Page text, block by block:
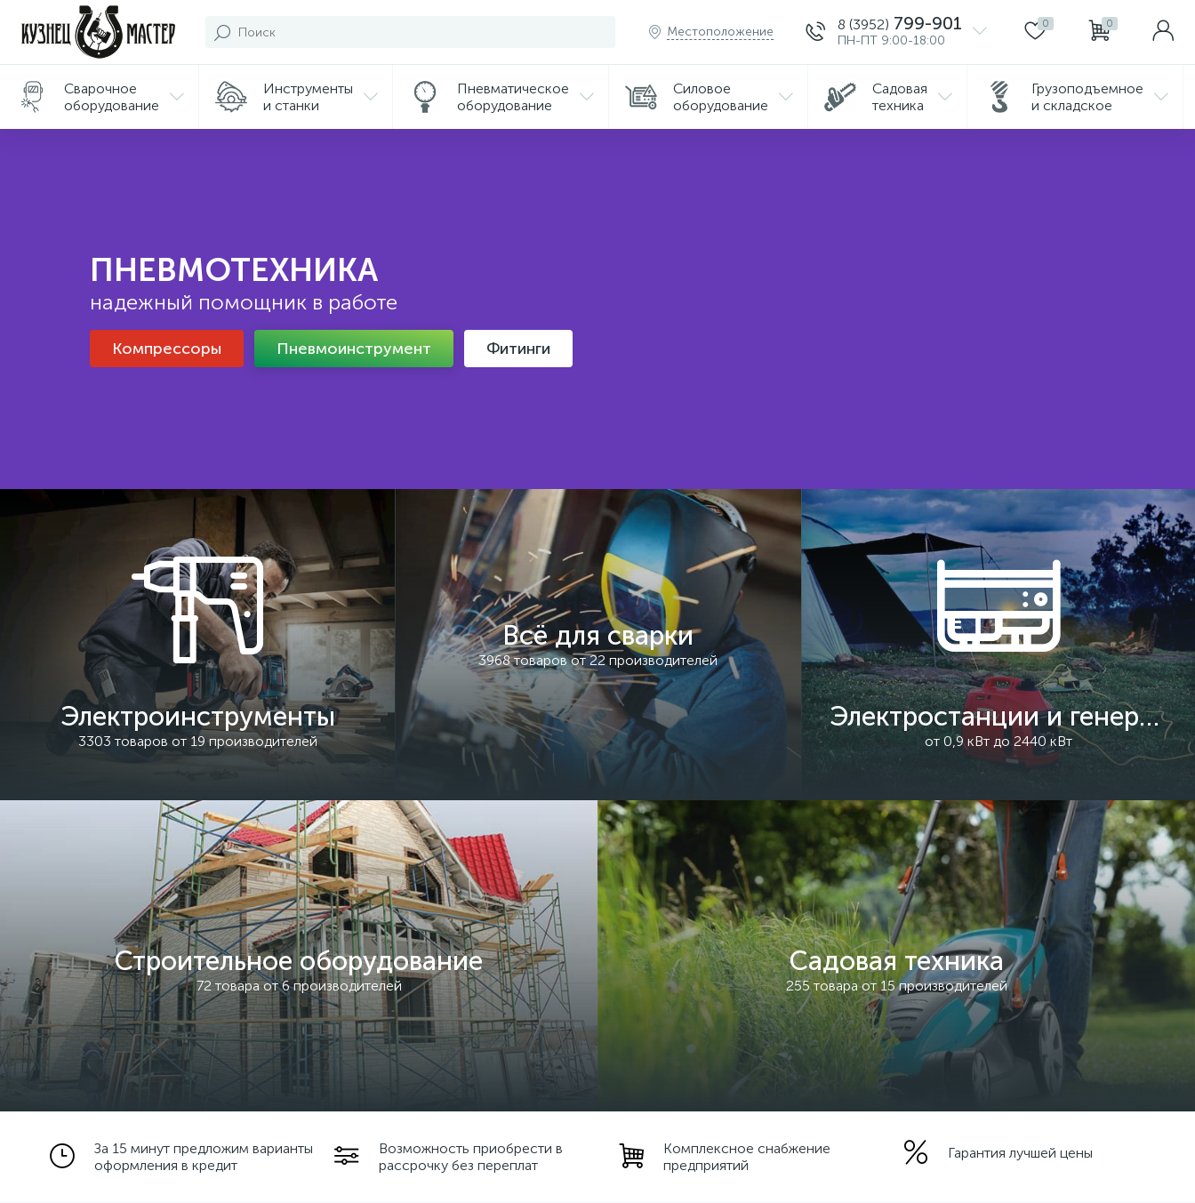
Местоположение 8 (3952) 799-901
ПН-ПТ 9:00-18:00
0 0
Сварочное
оборудование
Инструменты
и станки
Пневматическое
оборудование
Силовое
оборудование
Садовая
техника
Грузоподъемное
и складское
ПНЕВМОТЕХНИКА
надежный помощник в работе
Компрессоры Пневмоинструмент Фитинги
Электроинструменты
3303 товаров от 19 производителей
Всё для сварки
3968 товаров от 22 производителей
Электростанции и генераторы
от 0,9 кВт до 2440 кВт
Строительное оборудование
72 товара от 6 производителей
Садовая техника
255 товара от 15 производителей
За 15 минут предложим варианты
оформления в кредит
Возможность приобрести в
рассрочку без переплат
Комплексное снабжение
предприятий
Гарантия лучшей цены